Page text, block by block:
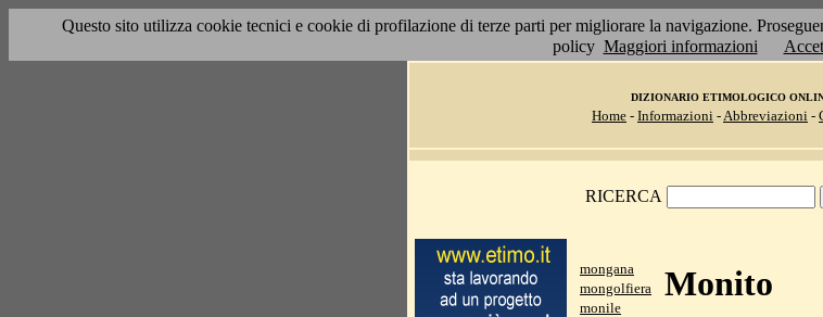
Questo sito utilizza cookie tecnici e cookie di profilazione di terze parti per migliorare la navigazione.
policy Maggiori informazioni
DIZIONARIO ETIMOLOGICO
Home - Informazioni -Abbreviazioni -
RICERCA
mongana
mongolfiera
monile
Monito